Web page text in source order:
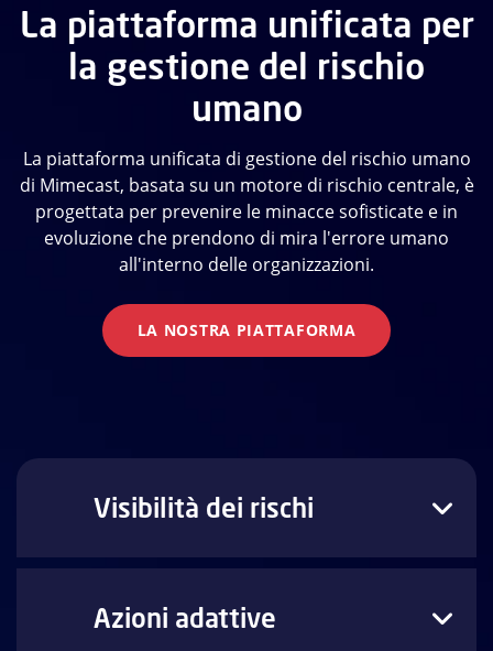
La piattaforma unificata per
la gestione del rischio
umano
La piattaforma unificata di gestione del rischio umano
di Mimecast, basata su un motore di rischio centrale, è
progettata per prevenire le minacce sofisticate e in
evoluzione che prendono di mira l'errore umano
all'interno delle organizzazioni.
LA NOSTRA PIATTAFORMA
Visibilità dei rischi
Azioni adattive